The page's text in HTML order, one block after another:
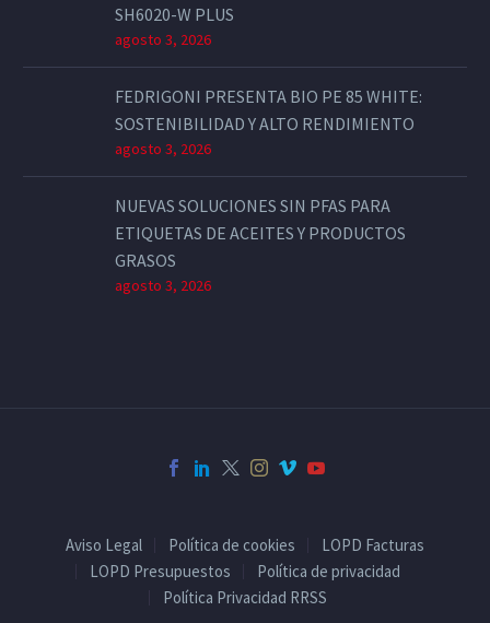
SH6020-W PLUS
agosto 3, 2026
FEDRIGONI PRESENTA BIO PE 85 WHITE:
SOSTENIBILIDAD Y ALTO RENDIMIENTO
agosto 3, 2026
NUEVAS SOLUCIONES SIN PFAS PARA
ETIQUETAS DE ACEITES Y PRODUCTOS
GRASOS
agosto 3, 2026
Aviso Legal Política de cookies
LOPD Facturas
LOPD Presupuestos
Política de privacidad
Política Privacidad RRSS